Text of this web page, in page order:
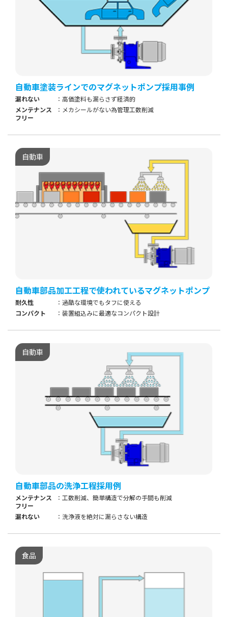
自動車塗装ラインでのマグネットポンプ採用事例
漏れない
高価塗料も漏らさず経済的
メンテナンス
フリー
メカシールがない為管理工数削減
自動車
自動車部品加工工程で使われているマグネットポンプ
耐久性
過酷な環境でもタフに使える
コンパクト
装置組込みに最適なコンパクト設計
自動車
自動車部品の洗浄工程採用例
メンテナンス
フリー
工数削減、簡単構造で分解の手間も削減
漏れない 洗浄液を絶対に漏らさない構造
食品